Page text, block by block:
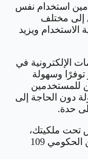
استخدام نفس
إلى مختلف
الاستخدام ويزيد
الإلكترونية في
وسهولة
للمستخدمين
دون الحاجة إلى
حدة.
تحت ملكيتك،
فسوف تحتاج إلى الاتصال بالخط الساخن الحكومي 109